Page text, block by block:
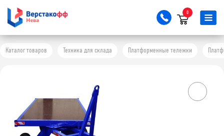
0
Каталог товаров Техника для склада Платформенные тележки